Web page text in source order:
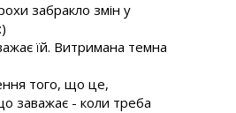
забракло змін у
їй. Витримана темна
того, що це,
заважає - коли треба